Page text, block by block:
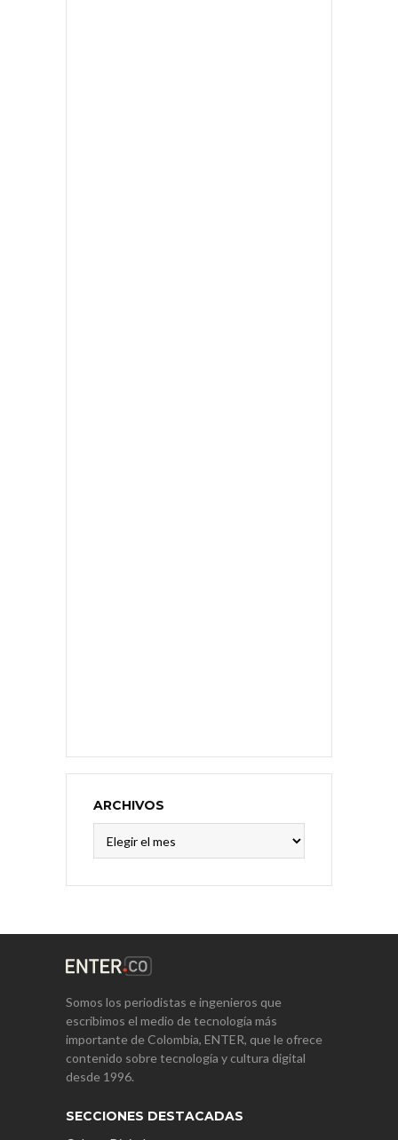
ARCHIVOS
Somos los periodistas e ingenieros que
escribimos el medio de tecnología más
importante de Colombia, ENTER, que le ofrece
contenido sobre tecnología y cultura digital
desde 1996.
SECCIONES DESTACADAS